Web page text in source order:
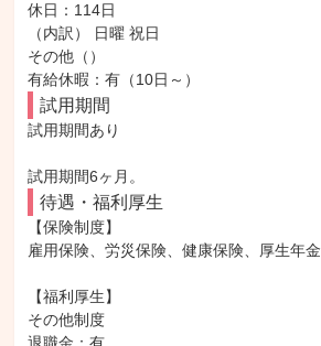
休日：114日
（内訳） 日曜 祝日
その他（）
有給休暇：有（10日～）
試用期間
試用期間あり
試用期間6ヶ月。
待遇・福利厚生
【保険制度】
雇用保険、労災保険、健康保険、厚生年金
【福利厚生】
その他制度